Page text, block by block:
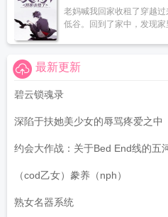
老妈喊我回家收租了穿越
低谷。回到了家中，发现
最新更新
碧云锁魂录
深陷于扶她美少女的辱骂疼爱之中
约会大作战：关于Bed End线的五
（cod乙女）豢养（nph）
熟女名器系统